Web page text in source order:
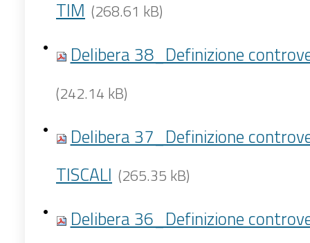
TIM (268.61 kB)
Delibera 38_Definizione
(242.14 kB)
Delibera 37_Definizione
TISCALI (265.35 kB)
Delibera 36_Definizione